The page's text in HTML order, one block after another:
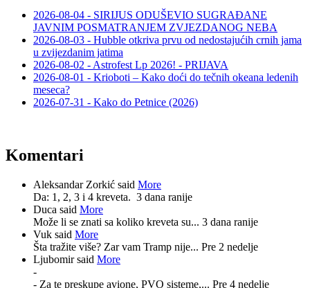
2026-08-04 - SIRIJUS ODUŠEVIO SUGRAĐANE
JAVNIM POSMATRANJEM ZVJEZDANOG NEBA
2026-08-03 - Hubble otkriva prvu od nedostajućih crnih jama
u zvijezdanim jatima
2026-08-02 - Astrofest Lp 2026! - PRIJAVA
2026-08-01 - Krioboti – Kako doći do tečnih okeana ledenih
meseca?
2026-07-31 - Kako do Petnice (2026)
Komentari
Aleksandar Zorkić said More
Da: 1, 2, 3 i 4 kreveta. 3 dana ranije
Duca said More
Može li se znati sa koliko kreveta su... 3 dana ranije
Vuk said More
Šta tražite više? Zar vam Tramp nije... Pre 2 nedelje
Ljubomir said More
-
- Za te preskupe avione, PVO sisteme,... Pre 4 nedelje